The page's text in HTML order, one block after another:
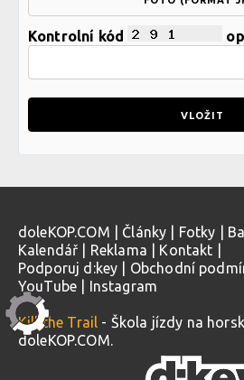
Kontrolní kód
doleKOP.COM Články Fotky
Kalendář
Reklama Kontakt
Podporuj d:key
Obchodní
YouTube
Instagram
Kill the Trail - Škola jízdy na
doleKOP.COM.